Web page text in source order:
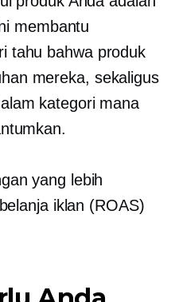
membantu
tahu bahwa produk
mereka, sekaligus
kategori mana
yang lebih
iklan (ROAS)